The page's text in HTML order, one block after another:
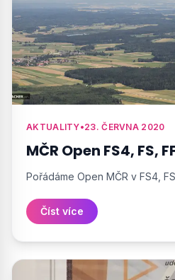
AKTUALITY•23. ČERVNA 2020
MČR Open FS4, FS,
Pořádáme Open MČR v FS4,
Číst více